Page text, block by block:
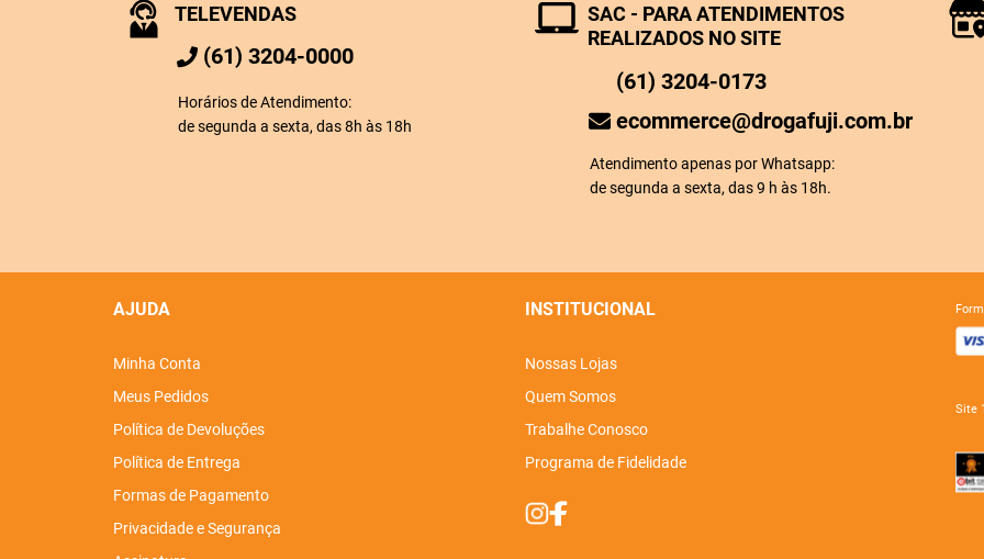
TELEVENDAS
(61) 3204-0000
Horários de Atendimento:
de segunda a sexta, das 8h às 18h
SAC - PARA ATENDIMENTOS
REALIZADOS NO SITE
(61) 3204-0173
ecommerce@drogafuji.com.br
Atendimento apenas por Whatsapp:
de segunda a sexta, das 9 h às 18h.
AJUDA
Minha Conta
Meus Pedidos
Política de Devoluções
Política de Entrega
Formas de Pagamento
Privacidade e Segurança
INSTITUCIONAL
Nossas Lojas
Quem Somos
Trabalhe Conosco
Programa de Fidelidade
site